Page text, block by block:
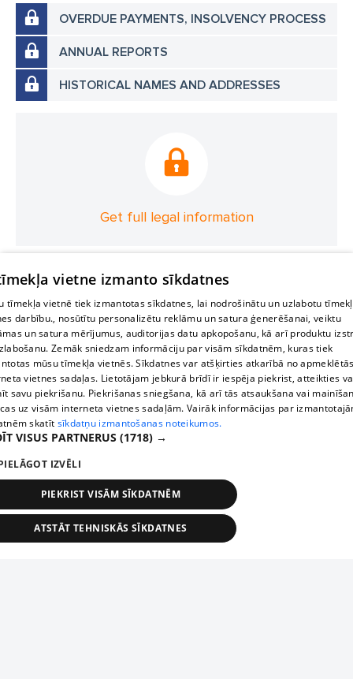
OVERDUE PAYMENTS, INSOLVENCY PROCESS
ANNUAL REPORTS
HISTORICAL NAMES AND ADDRESSES
Get full legal information
vietne izmanto sīkdatnes
tīmekļa vietnē tiek izmantotas sīkdatnes, lai nodrošinātu un uzlabotu
darbību., nosūtītu personalizētu reklāmu un satura ģenerēšanai, veiktu
un satura mērījumus, auditorijas datu apkopošanu, kā arī produktu
Zemāk sniedzam informāciju par visām sīkdatnēm, kuras tiek
mūsu tīmekļa vietnēs. Sīkdatnes var atšķirties atkarībā no
vietnes sadaļas. Lietotājam jebkurā brīdī ir iespēja piekrist, atteikties
savu piekrišanu. Piekrišanas sniegšana, kā arī tās atsaukšana vai
uz visām interneta vietnes sadaļām. Vairāk informācijas par
skatīt sīkdatņu izmantošanas noteikumos.
VISUS PARTNERUS (1718) →
IZVĒLI
PIEKRIST VISĀM SĪKDATNĒM
ATSTĀT TEHNISKĀS SĪKDATNES